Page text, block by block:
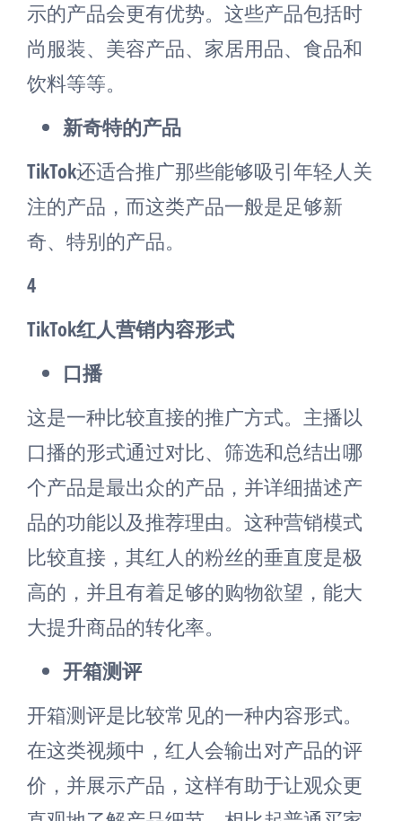
示的产品会更有优势。这些产品包括时
尚服装、美容产品、家居用品、食品和
饮料等等。
新奇特的产品
TikTok还适合推广那些能够吸引年轻人关
注的产品，而这类产品一般是足够新
奇、特别的产品。
4
TikTok红人营销内容形式
口播
这是一种比较直接的推广方式。主播以
口播的形式通过对比、筛选和总结出哪
个产品是最出众的产品，并详细描述产
品的功能以及推荐理由。这种营销模式
比较直接，其红人的粉丝的垂直度是极
高的，并且有着足够的购物欲望，能大
大提升商品的转化率。
开箱测评
开箱测评是比较常见的一种内容形式。
在这类视频中，红人会输出对产品的评
价，并展示产品，这样有助于让观众更